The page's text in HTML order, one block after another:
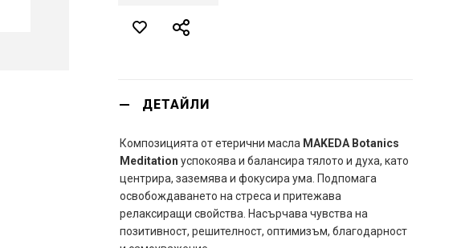
ДЕТАЙЛИ
Композицията от етерични масла MAKEDA Botanics
Meditation успокоява и балансира тялото и духа, като
центрира, заземява и фокусира ума. Подпомага
освобождаването на стреса и притежава
релаксиращи свойства. Насърчава чувства на
позитивност, решителност, оптимизъм, благодарност